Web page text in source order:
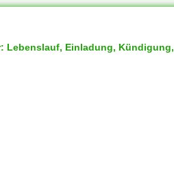
Lebenslauf, Einladung, Kündigung,